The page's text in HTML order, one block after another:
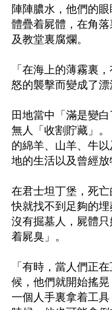
陣陣膿水，他們的
體疊着屍體，在角
及教堂裏腐爛。
「在海上的薄霧裏
怒的襲擊而變成了漂
田地當中「滿是變
無人「收割貯藏」
的綿羊、山羊、牛
地的生活以及曾經放
在君士坦丁堡，死
快就找不到足夠的
沒有掘墓人，屍體
着屍臭」。
「有時，當人們正
候，他們就開始搖
一個人手裏拿着工